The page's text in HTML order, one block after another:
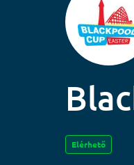
Elérhető